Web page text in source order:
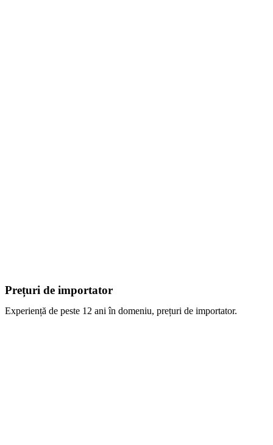
Prețuri de importator
Experiență de peste 12 ani în domeniu, prețuri de importator.